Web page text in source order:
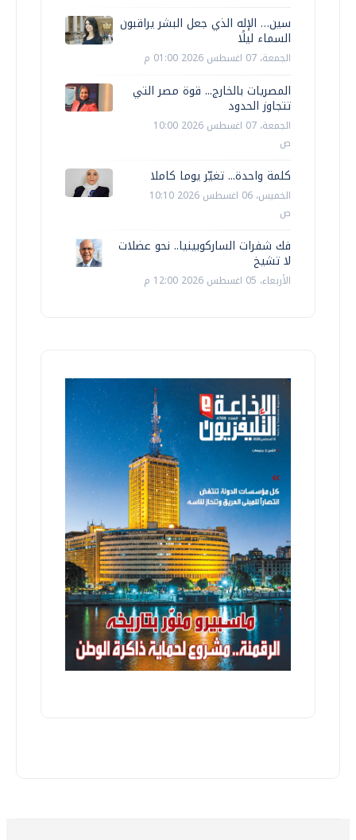
سين… الإله الذي جعل البشر يراقبون
السماء ليلًا
الجمعة، 07 اغسطس 2026 01:00 م
المصريات بالخارج... قوة مصر التي
تتجاوز الحدود
الجمعة، 07 اغسطس 2026 10:00
ص
كلمة واحدة... تغيّر يوما كاملا
الخميس، 06 اغسطس 2026 10:10
ص
فك شفرات الساركوبينيا.. نحو عضلات
لا تشيخ
الأربعاء، 05 اغسطس 2026 12:00 م